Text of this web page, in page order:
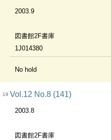
2003.9
図書館2F書庫
1J014380
No hold
19 Vol.12 No.8 (141)
2003.8
図書館2F書庫